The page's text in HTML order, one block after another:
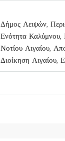
Δήμος Λειψών,
Ενότητα Καλύμνου,
Νοτίου Αιγαίου,
Διοίκηση Αιγαίου,